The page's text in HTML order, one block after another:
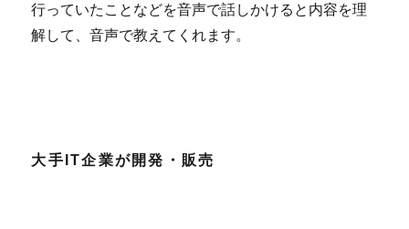
行っていたことなどを音声で話しかけると内容を理
解して、音声で教えてくれます。
大手IT企業が開発・販売